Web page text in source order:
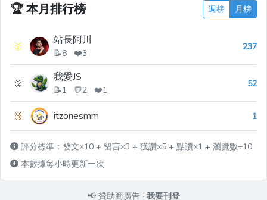
🏆本月排行榜 週榜 月榜
🥇 站長阿川
📝8 ❤️3
237
🥈 我愛JS
📝1 💬2 ❤️1
52
🥉 itzonesmm 1
評分標準：發文×10 + 留言×3 + 獲讚×5 + 點讚×1 + 瀏覽數÷10
本數據每小時更新一次
📢 贊助商廣告 · 我要刊登